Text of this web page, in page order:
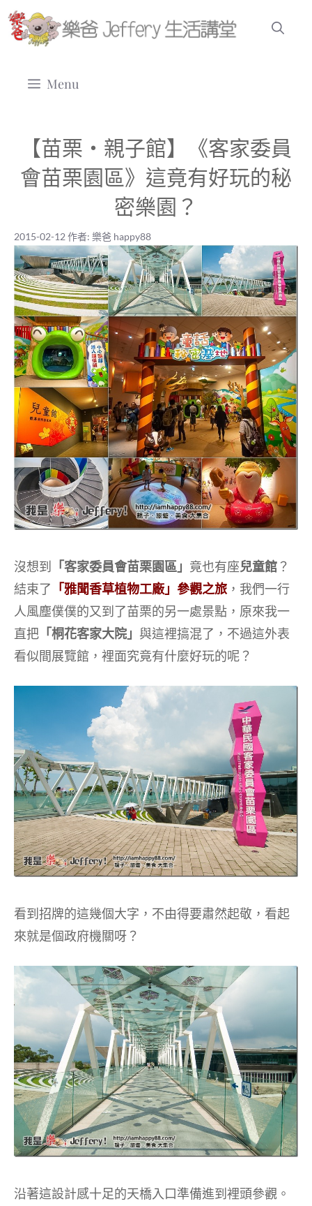
跳
至
Menu
【苗栗‧親子館】《客家委員
會苗栗園區》這竟有好玩的秘
密樂園？
2015-02-12 | 樂爸 happy88
2015-02-12 作者: 樂爸 happy88
沒想到 「客家委員會苗栗園區」 竟也有座兒童館 ？
結束了 「雅聞香草植物工廠」參觀之旅 ，我們一行
人風塵僕僕的又到了苗栗的另一處景點，原來我一
直把 「桐花客家大院」 與這裡搞混了，不過這外表
看似間展覽館，裡面究竟有什麼好玩的呢？
看到招牌的這幾個大字，不由得要肅然起敬，看起
來就是個政府機關呀？
沿著這設計感十足的天橋入口準備進到裡頭參觀。